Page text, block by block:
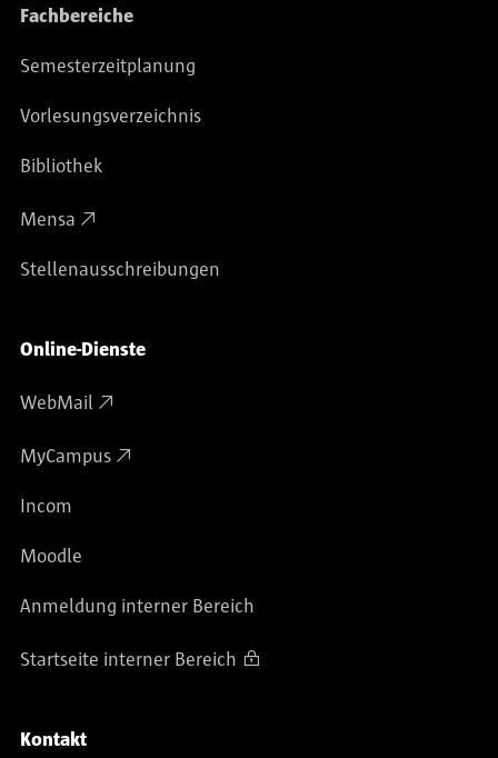
Fachbereiche
Semesterzeitplanung
Vorlesungsverzeichnis
Bibliothek
Mensa
Stellenausschreibungen
Online-Dienste
WebMail
MyCampus
Incom
Moodle
Anmeldung interner Bereich
Startseite interner Bereich
Kontakt